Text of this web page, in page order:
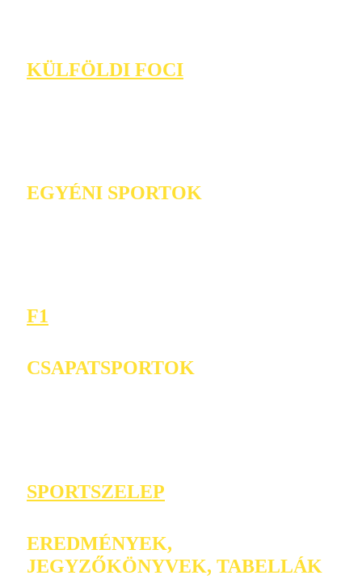
KÜLFÖLDI FOCI
EGYÉNI SPORTOK
F1
CSAPATSPORTOK
SPORTSZELEP
EREDMÉNYEK,
JEGYZŐKÖNYVEK, TABELLÁK